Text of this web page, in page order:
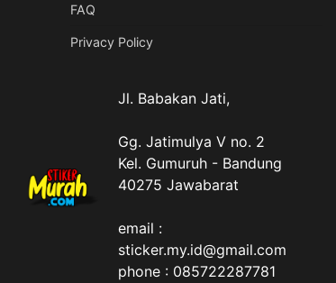
FAQ
Privacy Policy
Jl. Babakan Jati,
Gg. Jatimulya V no. 2
Kel. Gumuruh - Bandung
40275 Jawabarat
email :
sticker.my.id@gmail.com
phone : 085722287781